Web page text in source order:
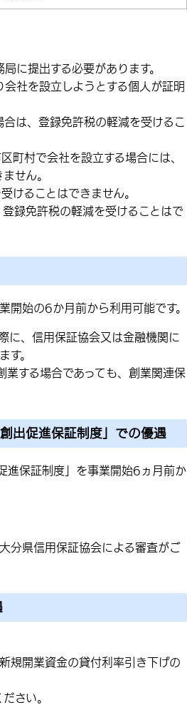
に提出する必要があります。
社を設立しようとする個人が証明
は、登録免許税の軽減を受けるこ
町村で会社を設立する場合には、
せん。
けることはできません。
録免許税の軽減を受けることはで
開始の6か月前から利用可能です。
に、信用保証協会又は金融機関に
す。
する場合であっても、創業関連保
出促進保証制度」での優遇
進保証制度」を事業開始6ヵ月前か
分県信用保証協会による審査がご
規開業資金の貸付利率引き下げの
さい。